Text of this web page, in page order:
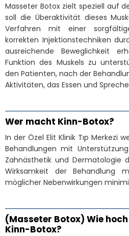
Masseter Botox zielt speziell auf
soll die Überaktivität dieses
Verfahren mit einer
korrekten Injektionstechniken
ausreichende Beweglichkeit
Funktion des Muskels zu
den Patienten, nach der
Aktivitäten, das Essen und
Wer macht Kinn-Botox?
In der Özel Elit Klinik Tıp Merkezi
Behandlungen mit
Zahnästhetik und Dermatologie
Wirksamkeit der Behandlung
möglicher Nebenwirkungen
(Masseter Botox) Wie
Kinn-Botox?